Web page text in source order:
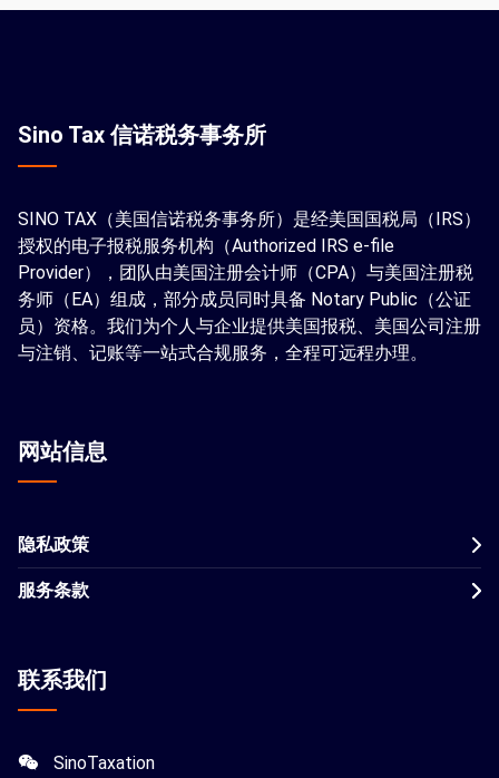
Sino Tax 信诺税务事务所
SINO TAX（美国信诺税务事务所）是经美国国税局（IRS）
授权的电子报税服务机构（Authorized IRS e-file
Provider），团队由美国注册会计师（CPA）与美国注册税
务师（EA）组成，部分成员同时具备 Notary Public（公证
员）资格。我们为个人与企业提供美国报税、美国公司注册
与注销、记账等一站式合规服务，全程可远程办理。
网站信息
隐私政策
服务条款
联系我们
SinoTaxation